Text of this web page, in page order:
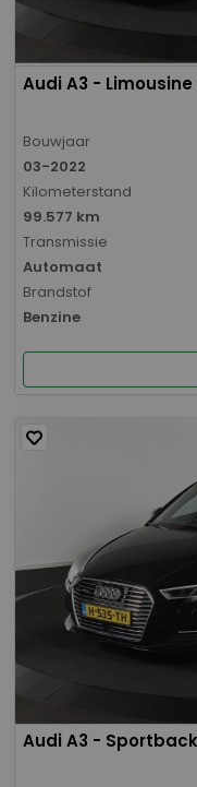
Audi A3 - Limousine
Bouwjaar
03-2022
Kilometerstand
99.577 km
Transmissie
Automaat
Brandstof
Benzine
Audi A3 -